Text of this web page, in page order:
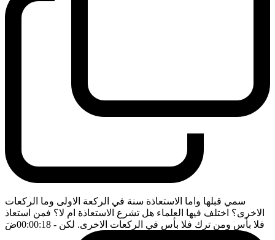
سمي قبلها واما الاستعاذة سنة في الركعة الاولى وما الركعات
الاخرى؟ اختلف فيها العلماء هل تشرع الاستعاذة ام لا؟ فمن استعاذ
فلا بأس ومن ترك فلا بأس في الركعات الاخرى. لكن - 00:00:18 ضَ